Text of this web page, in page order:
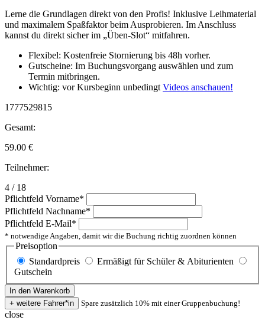
Lerne die Grundlagen direkt von den Profis! Inklusive Leihmaterial
und maximalem Spaßfaktor beim Ausprobieren. Im Anschluss
kannst du direkt sicher im „Üben-Slot“ mitfahren.
Flexibel: Kostenfreie Stornierung bis 48h vorher.
Gutscheine: Im Buchungsvorgang auswählen und zum
Termin mitbringen.
Wichtig: vor Kursbeginn unbedingt Videos anschauen!
1777529815
Gesamt:
59.00 €
Teilnehmer:
4 / 18
Pflichtfeld Vorname*
Pflichtfeld Nachname*
Pflichtfeld E-Mail*
* notwendige Angaben, damit wir die Buchung richtig zuordnen können
Preisoption
Standardpreis
Ermäßigt für Schüler & Abiturienten
Gutschein
Spare zusätzlich 10% mit einer Gruppenbuchung!
close